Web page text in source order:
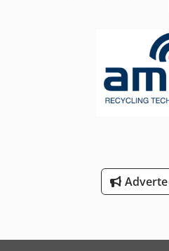
Controleer altijd de
Neem contact met ons op als
ontvangen. Bij twijfel kunt u
factuur en/of betaling kunnen
Naam bank: ING Adres bank: